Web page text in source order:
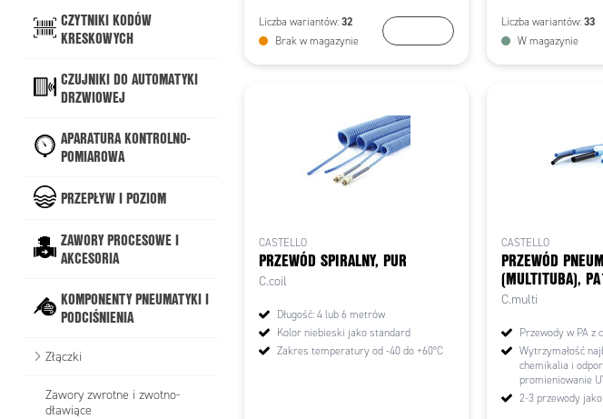
CZYTNIKI KODÓW
KRESKOWYCH
CZUJNIKI DO AUTOMATYKI
DRZWIOWEJ
APARATURA KONTROLNO-
POMIAROWA
PRZEPŁYW I POZIOM
ZAWORY PROCESOWE I
AKCESORIA
KOMPONENTY PNEUMATYKI I
PODCIŚNIENIA
Złączki
Zawory zwrotne i zwotno-
dławiące
Liczba wariantów: 32
Brak w magazynie
Liczba wariantów:33
W magazynie
CASTELLO
PRZEWÓD SPIRALNY, PUR
C.coil
Długość: 4 lub 6 metrów
Kolor niebieski jako standard
Zakres temperatury od -40 do +60°C
CASTELLO
PRZEWÓD
(MULTITUBA),
C.multi
Przewody w PA z
Wytrzymałość
chemikalia i
promieniowanie
2-3 przewody